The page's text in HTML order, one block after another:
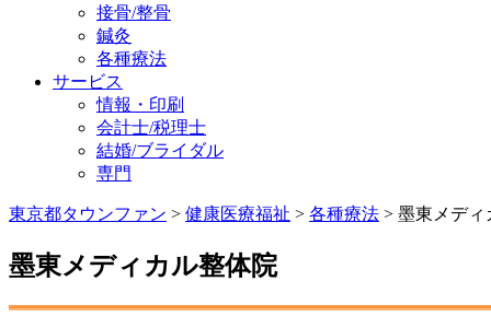
接骨/整骨
鍼灸
各種療法
サービス
情報・印刷
会計士/税理士
結婚/ブライダル
専門
東京都タウンファン > 健康医療福祉 > 各種療法 > 墨東メディ
墨東メディカル整体院